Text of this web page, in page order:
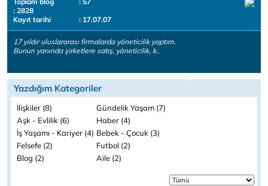
: 2828
Kayıt tarihi
: 17.07.07
17 yıldır uluslararası firmalarda yöneticilik yaptım.
Bunun yanında şirketlere satış, yöneticilik, k..
Yazdığım Kategoriler
İlişkiler (8)
Gündelik Yaşam (7)
Aşk - Evlilik (6)
Haber (4)
İş Yaşamı - Kariyer (4) Bebek - Çocuk (3)
Felsefe (2)
Futbol (2)
Blog (2)
Aile (2)